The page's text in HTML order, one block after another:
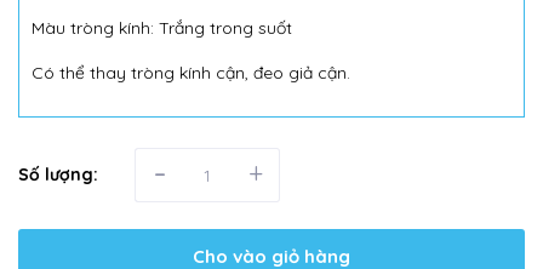
Màu tròng kính: Trắng trong suốt
Có thể thay tròng kính cận, đeo giả cận.
Số lượng: - +
Cho vào giỏ hàng